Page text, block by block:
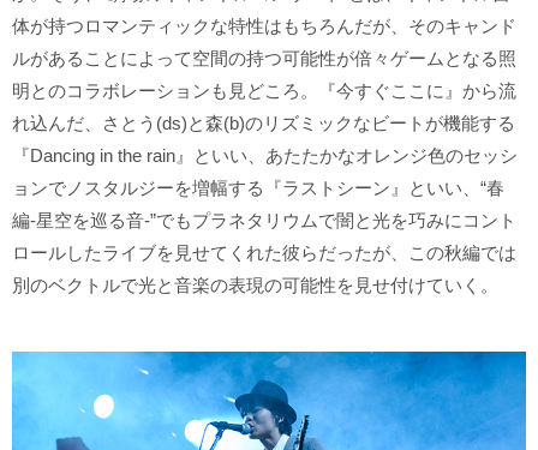
体が持つロマンティックな特性はもちろんだが、そのキャンド
ルがあることによって空間の持つ可能性が倍々ゲームとなる照
明とのコラボレーションも見どころ。『今すぐここに』から流
れ込んだ、さとう(ds)と森(b)のリズミックなビートが機能する
『Dancing in the rain』といい、あたたかなオレンジ色のセッシ
ョンでノスタルジーを増幅する『ラストシーン』といい、“春
編-星空を巡る音-”でもプラネタリウムで闇と光を巧みにコント
ロールしたライブを見せてくれた彼らだったが、この秋編では
別のベクトルで光と音楽の表現の可能性を見せ付けていく。